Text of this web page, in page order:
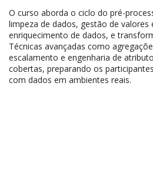
O curso aborda o ciclo do pré-
limpeza de dados, gestão de
enriquecimento de dados, e
Técnicas avançadas como
escalamento e engenharia de
cobertas, preparando os
com dados em ambientes reais.